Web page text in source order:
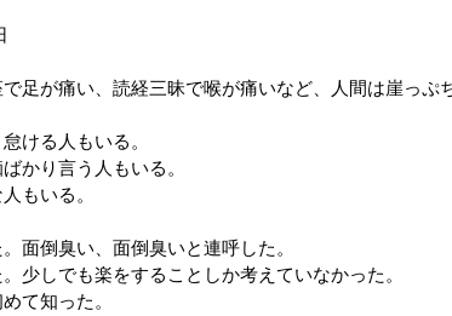
足が痛い、読経三昧で喉が痛いなど、人間は崖っぷ
ける人もいる。
かり言う人もいる。
もいる。
面倒臭い、面倒臭いと連呼した。
少しでも楽をすることしか考えていなかった。
て知った。